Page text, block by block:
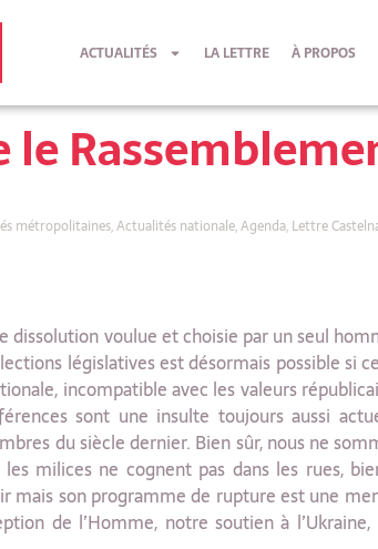
ACTUALITÉS LA LETTRE À PROPOS
métropolitaines,Actualités nationale,Agenda, Lettre
dissolution voulue et choisie par un seul
législatives est désormais possible si
incompatible avec les valeurs
sont une insulte toujours aussi
du siècle dernier. Bien sûr, nous ne
milices ne cognent pas dans les rues,
mais son programme de rupture est une
de l’Homme, notre soutien à